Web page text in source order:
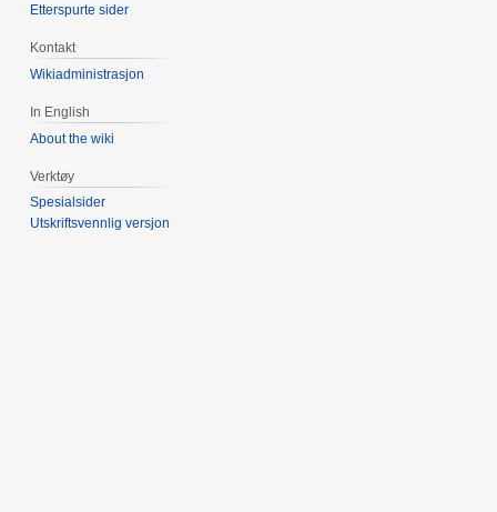
Etterspurte sider
Kontakt
Wikiadministrasjon
In English
About the wiki
Verktøy
Spesialsider
Utskriftsvennlig versjon